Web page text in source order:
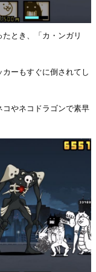
とき、「カ・ンガリ
ーもすぐに倒されてし
やネコドラゴンで素早